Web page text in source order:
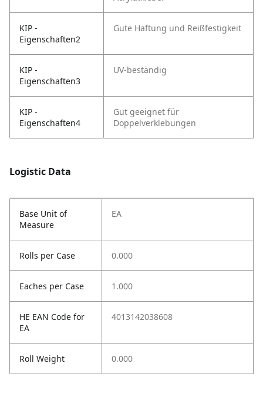
KIP -
Eigenschaften2
Gute Haftung und Reißfestigkeit
KIP -
Eigenschaften3
UV-beständig
KIP -
Eigenschaften4
Gut geeignet für
Doppelverklebungen
Logistic Data
Base Unit of
Measure
EA
Rolls per Case 0.000
Eaches per Case 1.000
HE EAN Code for
EA
4013142038608
Roll Weight 0.000